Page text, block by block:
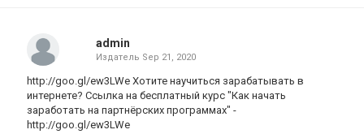
admin
Издатель Sep 21, 2020
http://goo.gl/ew3LWe Хотите научиться зарабатывать в
интернете? Ссылка на бесплатный курс "Как начать
заработать на партнёрских программах" -
http://goo.gl/ew3LWe